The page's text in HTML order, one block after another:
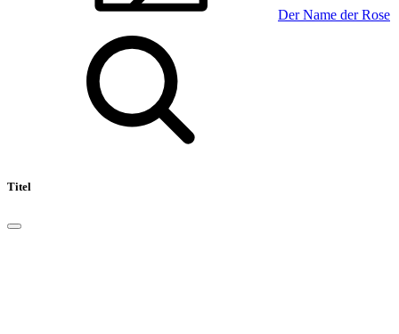
Der Name der Rose
Titel